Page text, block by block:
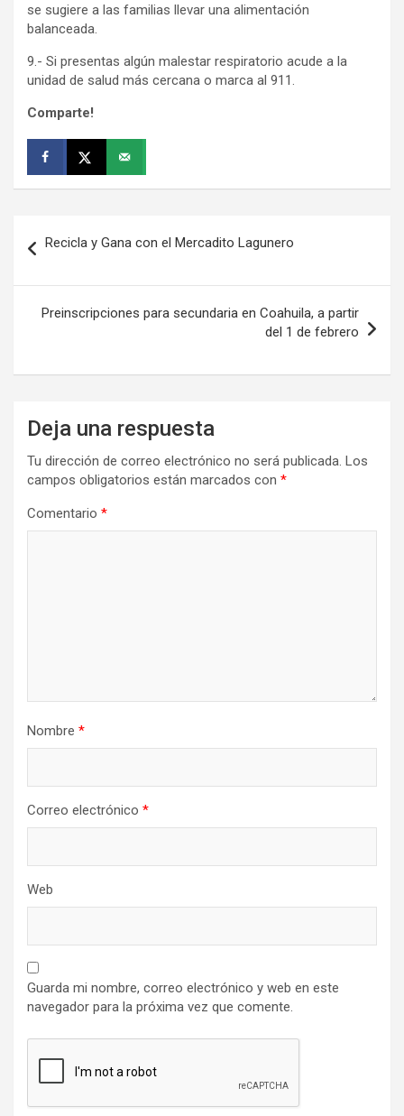
se sugiere a las familias llevar una alimentación
balanceada.
9.- Si presentas algún malestar respiratorio acude a la
unidad de salud más cercana o marca al 911.
Comparte!
de
entradas
Recicla y Gana con el Mercadito Lagunero
Preinscripciones para secundaria en Coahuila, a partir
del 1 de febrero
Deja una respuesta
Tu dirección de correo electrónico no será publicada. Los
campos obligatorios están marcados con *
Comentario *
Nombre *
Correo electrónico *
Web
Guarda mi nombre, correo electrónico y web en este
navegador para la próxima vez que comente.